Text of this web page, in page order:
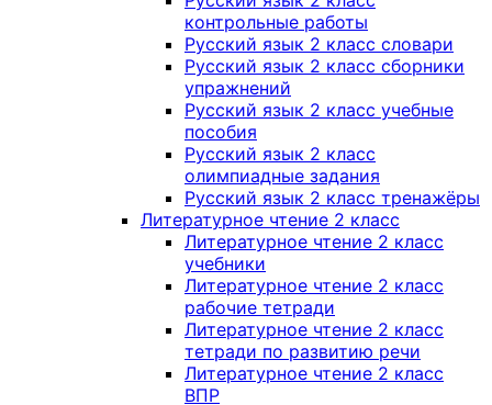
контрольные работы
Русский язык 2 класс словари
Русский язык 2 класс сборники
упражнений
Русский язык 2 класс учебные
пособия
Русский язык 2 класс
олимпиадные задания
Русский язык 2 класс тренажёры
Литературное чтение 2 класс
Литературное чтение 2 класс
учебники
Литературное чтение 2 класс
рабочие тетради
Литературное чтение 2 класс
тетради по развитию речи
Литературное чтение 2 класс
ВПР